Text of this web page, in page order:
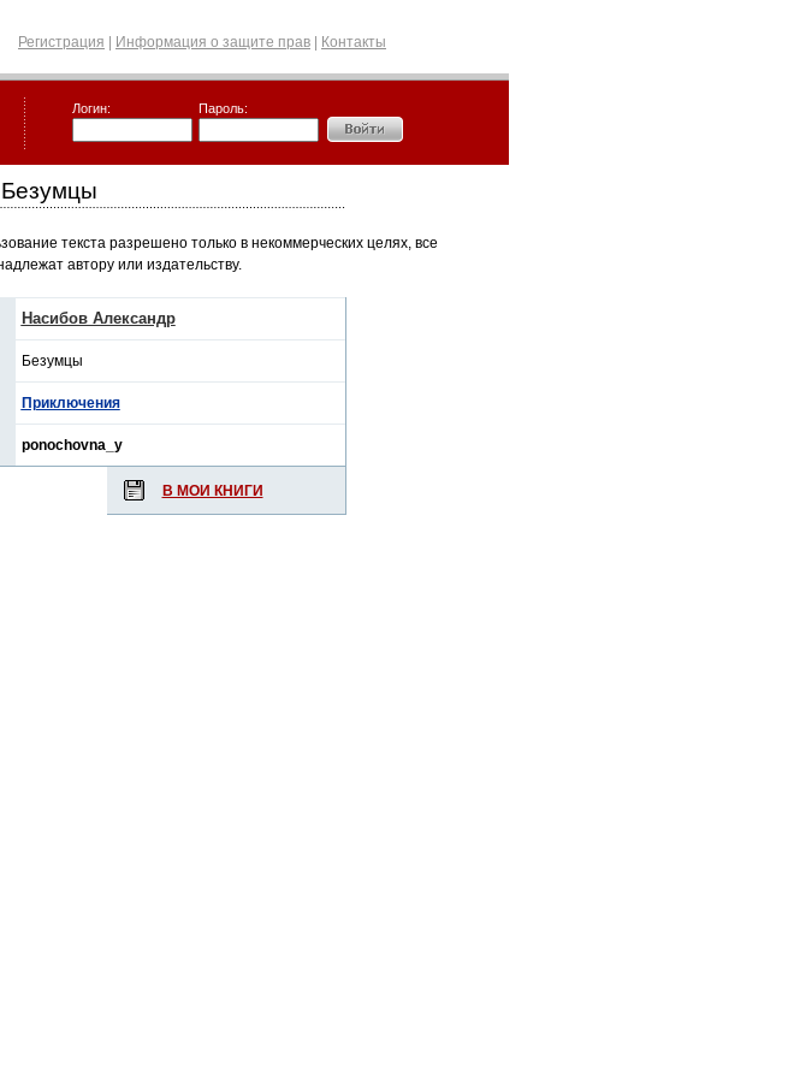
Регистрация Информация о защите прав Контакты
Логин: Пароль:
текста разрешено только в некоммерческих целях, все
автору или издательству.
Насибов Александр
Безумцы
Приключения
ponochovna_y
В МОИ КНИГИ